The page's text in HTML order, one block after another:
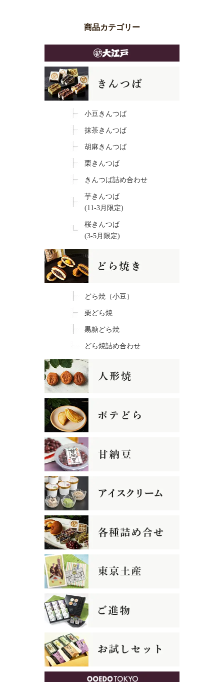
商品カテゴリー
小豆きんつば
抹茶きんつば
胡麻きんつば
栗きんつば
きんつば詰め合わせ
芋きんつば
(11-3月限定)
桜きんつば
(3-5月限定)
どら焼（小豆）
栗どら焼
黒糖どら焼
どら焼詰め合わせ